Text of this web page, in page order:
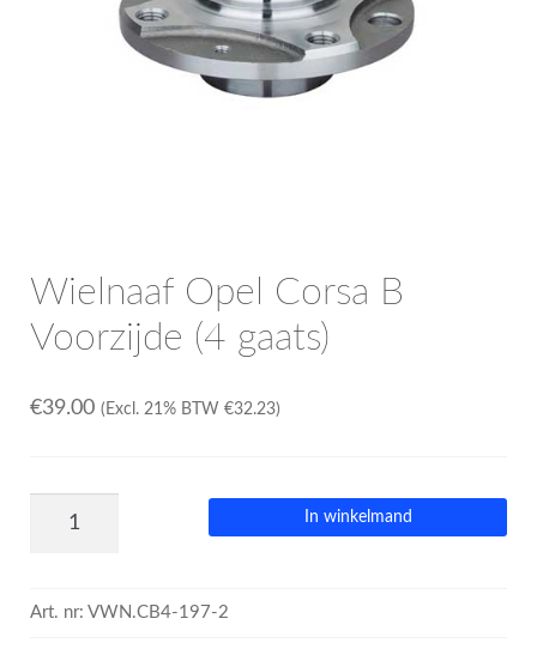
Inloggen / Registreren
Wielnaaf Opel Corsa B
Voorzijde (4 gaats)
€39.00 (Excl. 21% BTW €32.23)
In winkelmand
Art. nr: VWN.CB4-197-2